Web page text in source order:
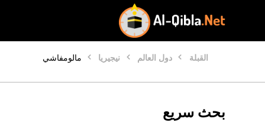
القبلة دول العالم نيجيريا مالومفاشي
بحث سريع